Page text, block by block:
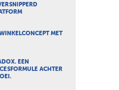
MET
EEN
ACHTER